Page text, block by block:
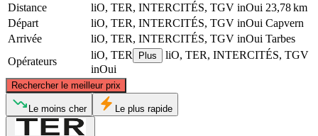
Distance
liO, TER, INTERCITÉS, TGV inOui 23,78 km
Départ
liO, TER, INTERCITÉS, TGV inOui Capvern
Arrivée
liO, TER, INTERCITÉS, TGV inOui Tarbes
Opérateurs
liO, TER Plus
liO, TER, INTERCITÉS, TGV
inOui
Rechercher le meilleur prix
Tarbes
Le moins cher Le plus rapide